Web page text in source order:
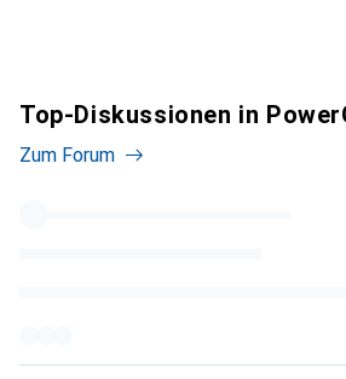
Top-Diskussionen in
Zum Forum